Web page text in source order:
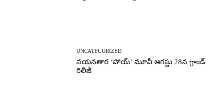
UNCATEGORIZED
నయనతార ‘హాయ్’ మూవీ ఆగస్టు 28న గ్రాండ్
రిలీజ్